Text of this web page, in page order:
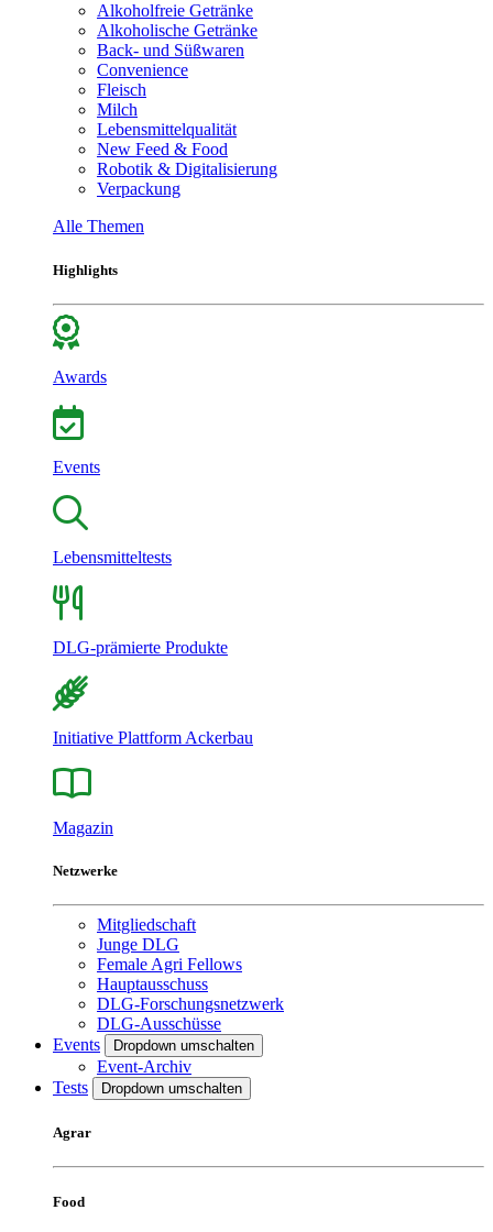
Alkoholfreie Getränke
Alkoholische Getränke
Back- und Süßwaren
Convenience
Fleisch
Milch
Lebensmittelqualität
New Feed & Food
Robotik & Digitalisierung
Verpackung
Alle Themen
Highlights
Awards
Events
Lebensmitteltests
DLG-prämierte Produkte
Initiative Plattform Ackerbau
Magazin
Netzwerke
Mitgliedschaft
Junge DLG
Female Agri Fellows
Hauptausschuss
DLG-Forschungsnetzwerk
DLG-Ausschüsse
Events
Dropdown umschalten
Event-Archiv
Tests
Dropdown umschalten
Agrar
Food